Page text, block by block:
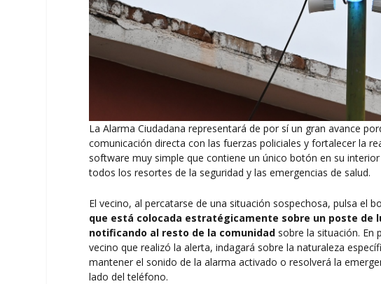
La Alarma Ciudadana representará de por sí un gran avance
comunicación directa con las fuerzas policiales y fortalecer la
software muy simple que contiene un único botón en su
todos los resortes de la seguridad y las emergencias de salud.
El vecino, al percatarse de una situación sospechosa, pulsa el
que está colocada estratégicamente sobre un poste de
notificando al resto de la comunidad sobre la situación. En
vecino que realizó la alerta, indagará sobre la naturaleza
mantener el sonido de la alarma activado o resolverá la
lado del teléfono.